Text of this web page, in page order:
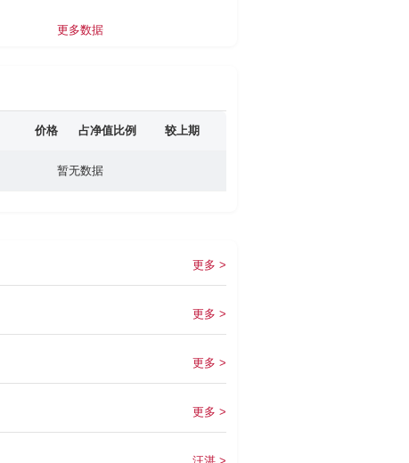
更多数据
价格 占净值比例 较上期
暂无数据
更多 >
更多 >
更多 >
更多 >